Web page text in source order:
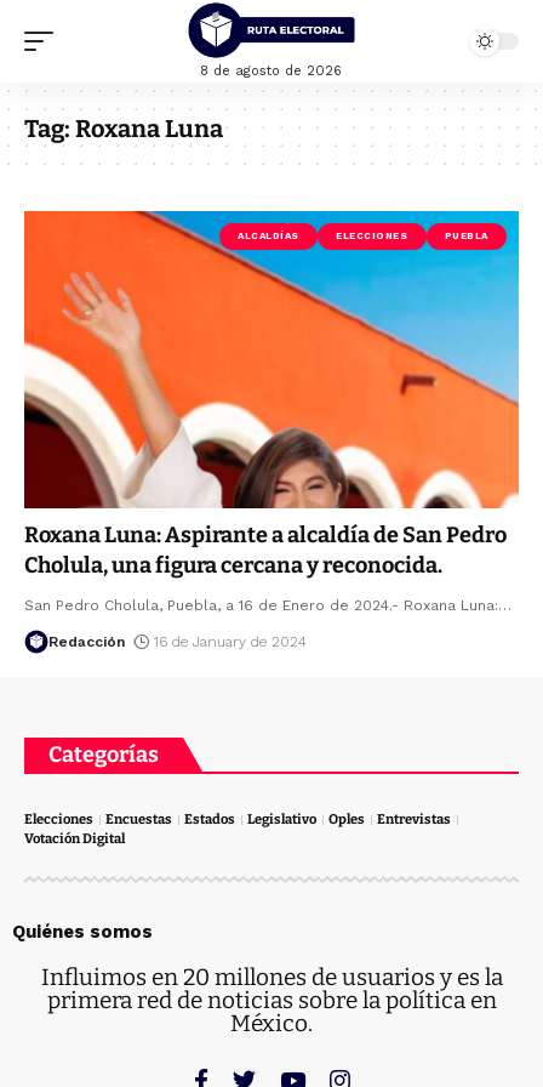
8 de agosto de 2026
Tag: Roxana Luna
ALCALDÍAS ELECCIONES PUEBLA
Roxana Luna: Aspirante a alcaldía de San Pedro
Cholula, una figura cercana y reconocida.
San Pedro Cholula, Puebla, a 16 de Enero de 2024.- Roxana Luna:…
Redacción 16 de January de 2024
Categorías
Elecciones Encuestas Estados Legislativo Oples
Entrevistas
Votación Digital
Quiénes somos
Influimos en 20 millones de usuarios y es la
primera red de noticias sobre la política en
México.